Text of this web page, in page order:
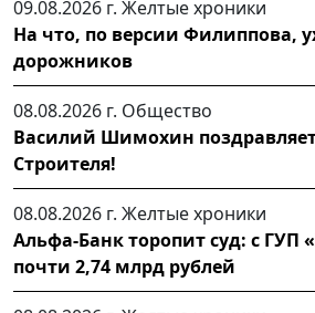
09.08.2026 г. Желтые хроники
На что, по версии Филиппова,
дорожников
08.08.2026 г. Общество
Василий Шимохин
Строителя!
08.08.2026 г. Желтые хроники
Альфа-Банк торопит суд: с ГУП
почти 2,74 млрд рублей